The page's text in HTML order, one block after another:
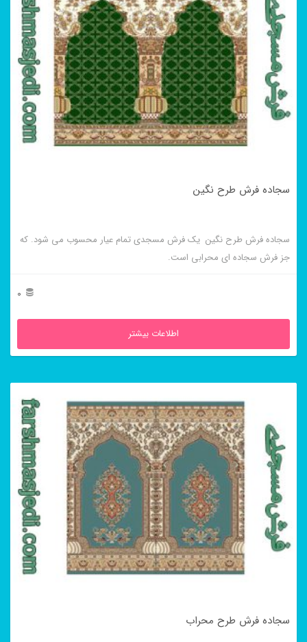
سجاده فرش طرح نگین
سجاده فرش طرح نگین یک فرش مسجدی تمام عیار محسوب می شود. که
جز فرش سجاده ای محرابی است.
0
اطلاعات بیشتر
سجاده فرش طرح محراب